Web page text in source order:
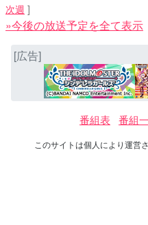
次週 ]
»今後の放送予定を全て表示
[広告]
番組表 番組
このサイトは個人により運営